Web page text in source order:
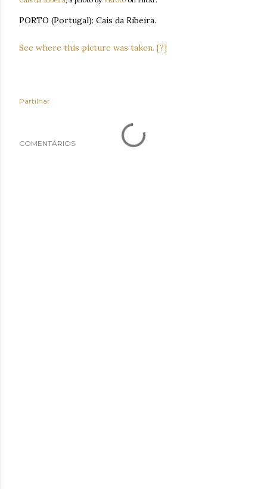
PORTO (Portugal): Cais da Ribeira.
See where this picture was taken. [?]
Partilhar
COMENTÁRIOS